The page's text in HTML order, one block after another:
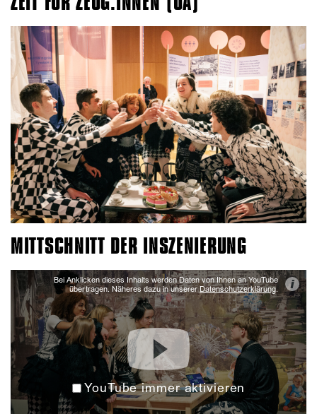
MITTSCHNITT DER INSZENIERUNG
Bei Anklicken dieses Inhalts werden Daten von Ihnen an YouTube
übertragen. Näheres dazu in unsererDatenschutzerklärung. i
YouTube immer aktivieren